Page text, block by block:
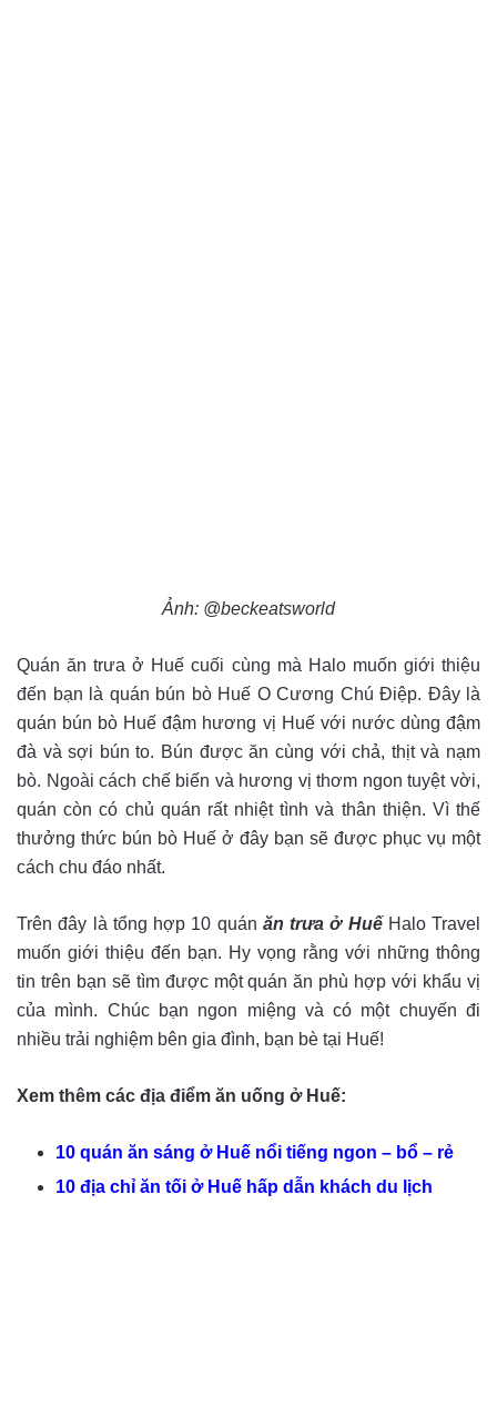
Ảnh: @beckeatsworld
Quán ăn trưa ở Huế cuối cùng mà Halo muốn giới thiệu
đến bạn là quán bún bò Huế O Cương Chú Điệp. Đây là
quán bún bò Huế đậm hương vị Huế với nước dùng đậm
đà và sợi bún to. Bún được ăn cùng với chả, thịt và nạm
bò. Ngoài cách chế biến và hương vị thơm ngon tuyệt vời,
quán còn có chủ quán rất nhiệt tình và thân thiện. Vì thế
thưởng thức bún bò Huế ở đây bạn sẽ được phục vụ một
cách chu đáo nhất.
Trên đây là tổng hợp 10 quán ăn trưa ở HuếHalo Travel
muốn giới thiệu đến bạn. Hy vọng rằng với những thông
tin trên bạn sẽ tìm được một quán ăn phù hợp với khẩu vị
của mình. Chúc bạn ngon miệng và có một chuyến đi
nhiều trải nghiệm bên gia đình, bạn bè tại Huế!
Xem thêm các địa điểm ăn uống ở Huế:
10 quán ăn sáng ở Huế nổi tiếng ngon – bổ – rẻ
10 địa chỉ ăn tối ở Huế hấp dẫn khách du lịch